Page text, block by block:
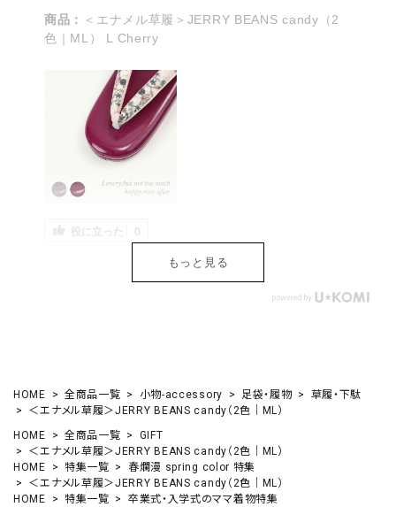
商品：
＜エナメル草履＞JERRY BEANS candy（2
色｜ML） L Cherry
役に立った 0
もっと見る
HOME 全商品一覧 小物-accessory 足袋・履物
草履・下駄
＜エナメル草履＞JERRY BEANS candy（2色｜ML）
HOME
全商品一覧
GIFT
＜エナメル草履＞JERRY BEANS candy（2色｜ML）
HOME
特集一覧
春爛漫 spring color 特集
＜エナメル草履＞JERRY BEANS candy（2色｜ML）
HOME
特集一覧
卒業式・入学式のママ着物特集